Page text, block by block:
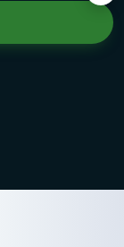
avancé,